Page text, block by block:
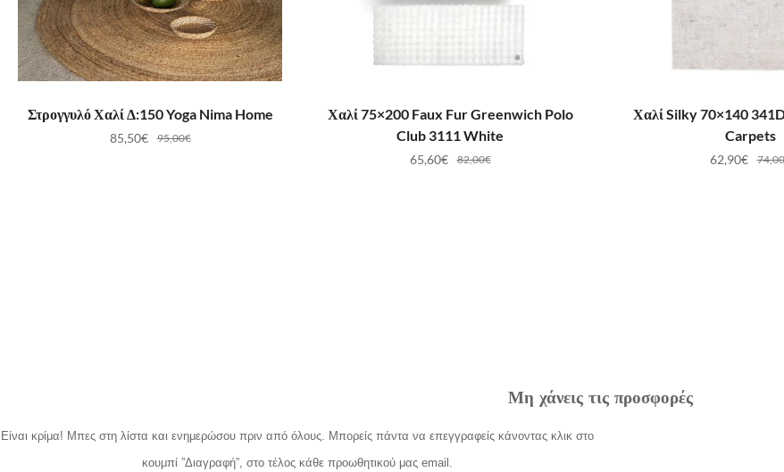
ΠΡΟΣΘΉΚΗ ΣΤΟ ΚΑΛΆΘΙ
Στρογγυλό Χαλί Δ:150 Yoga Nima Home
95,00€
85,50€
ΠΡΟΣΘΉΚΗ ΣΤΟ ΚΑΛΆΘΙ
Χαλί 75×200 Faux Fur Greenwich Polo
Club 3111 White
82,00€
65,60€
ΠΡΟΣΘΉΚΗ ΣΤΟ
Χαλί Silky 70×140
Carpets
74,00
62,90€
Μη χάνεις τις προσφορές
Είναι κρίμα! Μπες στη λίστα και ενημερώσου πριν από όλους. Μπορείς πάντα να επεγγραφείς κάνοντας κλικ στο
κουμπί ”Διαγραφή”, στο τέλος κάθε προωθητικού μας email.